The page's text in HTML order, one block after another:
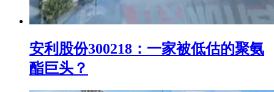
安利股份300218：一家被低估的聚氨
酯巨头？